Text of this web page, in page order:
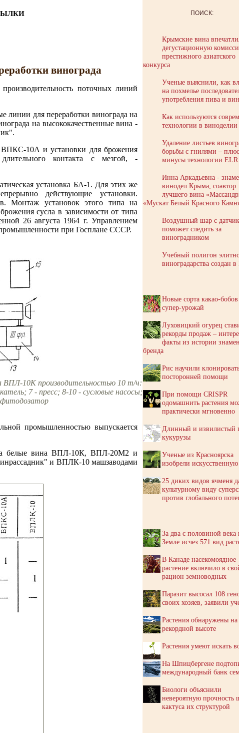
винограда
поточных линий
для переработки винограда на
на высококачественные вина -
ВПКС-10А и установки для брожения
контакта с мезгой, -
установка БА-1. Для этих же
действующие установки.
Монтаж установок этого типа на
сусла в зависимости от типа
26 августа 1964 г. Управлением
при Госплане СССР.
ВПЛ-10К производительностью 10 т/ч:
7 - пресс; 8-10 - сусловые насосы;
промышленностью выпускается
на белые вина ВПЛ-10К, ВПЛ-20М2 и
и ВПЛК-10 машзаводами
ПОИСК:
Крымские вина
дегустационную
престижного азиатского
конкурса
Ученые выяснили, как
на похмелье
употребления пива и
Как используются
технологии в виноделии
Удаление листьев
борьбы с гнилями –
минусы технологии ELR
Инна Аркадьевна -
винодел Крыма, соавтор
лучшего вина
«Мускат Белый Красного
Воздушный шар с
поможет следить за
виноградником
Учебный полигон
виноградарства создан
Новые сорта какао-
супер-урожай
Луховицкий огурец
рекорды продаж –
факты из истории
бренда
Рис научили
посторонней помощи
При помощи CRISPR
одомашнить растения
практически мгновенно
Длинный и извилистый
кукурузы
Ученые из Красноярска
изобрели
25 диких видов ячменя
культурному виду
против глобального
За два с половиной века
Земле исчез 571 вид
В Канаде насекомоядное
растение включило в
рацион земноводных
Паразит высосал 108
своих хозяев, заявили
Растения обнаружены на
рекордной высоте
Растения умеют искать
На Шпицбергене
международный банк
Биологи объяснили
невероятную прочность
кактуса их структурой